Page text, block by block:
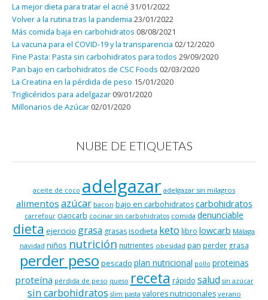
La mejor dieta para tratar el acné 31/01/2022
Volver a la rutina tras la pandemia 23/01/2022
Más comida baja en carbohidratos 08/08/2021
La vacuna para el COVID-19 y la transparencia 02/12/2020
Fine Pasta: Pasta sin carbohidratos para todos 29/09/2020
Pan bajo en carbohidratos de CSC Foods 02/03/2020
La Creatina en la pérdida de peso 15/01/2020
Triglicéridos para adelgazar 09/01/2020
Millonarios de Azúcar 02/01/2020
NUBE DE ETIQUETAS
aceite de coco adelgazar adelgazar sin milagros
alimentos azúcar bacon bajo en carbohidratos carbohidratos
carrefour ciaocarb cocinar sin carbohidratos comida denunciable
dieta ejercicio grasa grasasisodieta keto libro lowcarb Málaga
navidad niños nutrición nutrientes obesidad pan perder grasa
perder peso pescado plan nutricional pollo proteinas
proteína pérdida de peso queso receta rápido salud sin azúcar
sin carbohidratos slim pasta valores nutricionales verano